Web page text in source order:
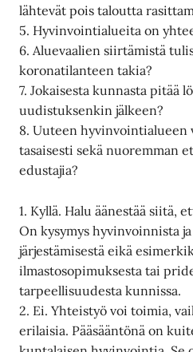
lähtevät pois taloutta
5. Hyvinvointialueita on
6. Aluevaalien siirtämistä
koronatilanteen takia?
7. Jokaisesta kunnasta pitää
uudistuksenkin jälkeen?
8. Uuteen hyvinvointialueen
tasaisesti sekä nuoremman
edustajia?
1. Kyllä. Halu äänestää siitä,
On kysymys hyvinvoinnista
järjestämisestä eikä
ilmastosopimuksesta tai
tarpeellisuudesta kunnissa.
2. Ei. Yhteistyö voi toimia,
erilaisia. Pääsääntönä on